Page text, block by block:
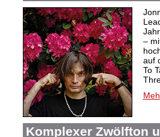
–
auf
To
Komplexer Zwölfton